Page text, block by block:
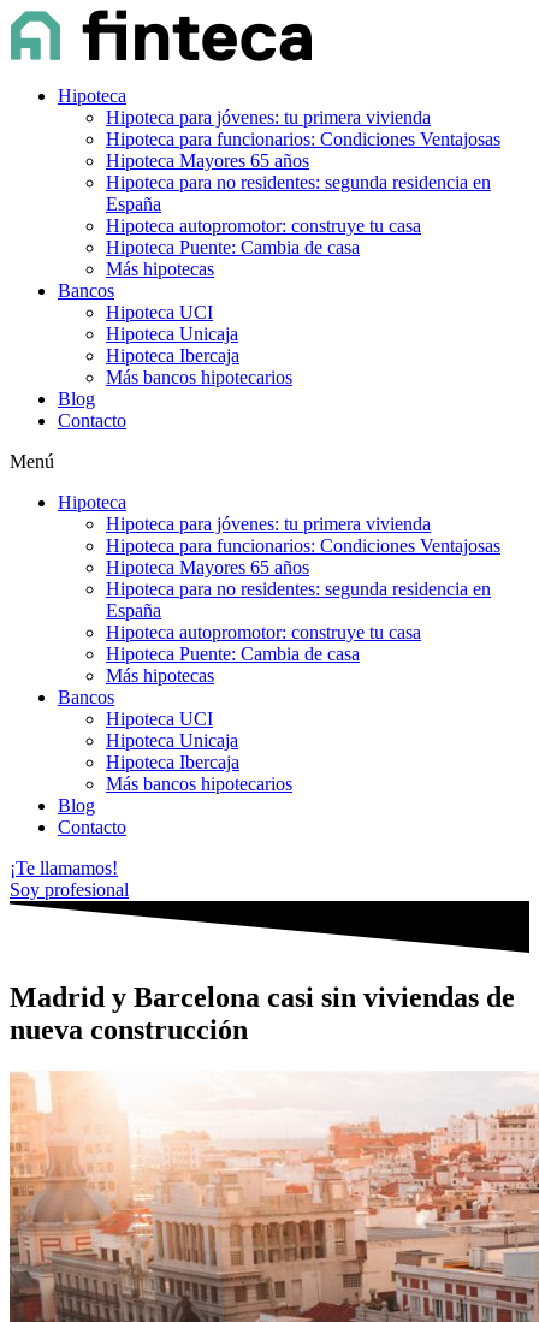
Hipoteca
Hipoteca para jóvenes: tu primera vivienda
Hipoteca para funcionarios: Condiciones Ventajosas
Hipoteca Mayores 65 años
Hipoteca para no residentes: segunda residencia en
España
Hipoteca autopromotor: construye tu casa
Hipoteca Puente: Cambia de casa
Más hipotecas
Bancos
Hipoteca UCI
Hipoteca Unicaja
Hipoteca Ibercaja
Más bancos hipotecarios
Blog
Contacto
Menú
Hipoteca
Hipoteca para jóvenes: tu primera vivienda
Hipoteca para funcionarios: Condiciones Ventajosas
Hipoteca Mayores 65 años
Hipoteca para no residentes: segunda residencia en
España
Hipoteca autopromotor: construye tu casa
Hipoteca Puente: Cambia de casa
Más hipotecas
Bancos
Hipoteca UCI
Hipoteca Unicaja
Hipoteca Ibercaja
Más bancos hipotecarios
Blog
Contacto
¡Te llamamos!
Soy profesional
Madrid y Barcelona casi sin viviendas de
nueva construcción